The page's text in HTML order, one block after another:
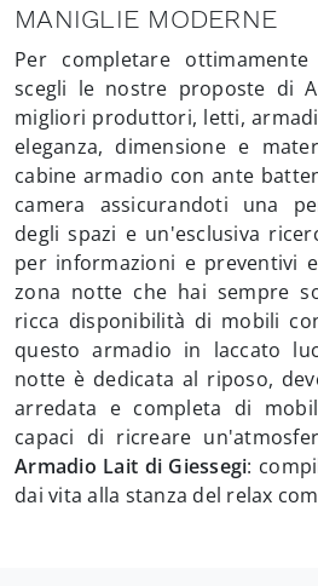
MANIGLIE MODERNE
Per completare
scegli le nostre proposte di
migliori produttori, letti,
eleganza, dimensione e
cabine armadio con ante
camera assicurandoti una
degli spazi e un'esclusiva
per informazioni e preventivi
zona notte che hai sempre
ricca disponibilità di mobili
questo armadio in laccato
notte è dedicata al riposo,
arredata e completa di
capaci di ricreare
Armadio Lait di Giessegi:
dai vita alla stanza del relax